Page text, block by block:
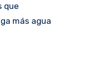
que
más agua